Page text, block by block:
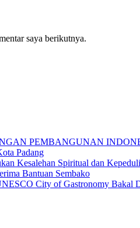
saya berikutnya.
PEMBANGUNAN
Padang
Spiritual dan
Bantuan Sembako
City of Gastronomy Bakal